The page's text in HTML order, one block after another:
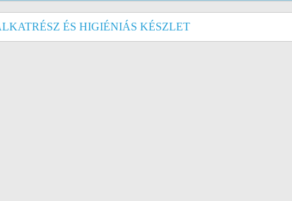
ÉS HIGIÉNIÁS KÉSZLET